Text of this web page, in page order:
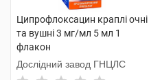
Ципрофлоксацин краплі очні
та вушні 3 мг/мл 5 мл 1
флакон
Дослідний завод ГНЦЛС